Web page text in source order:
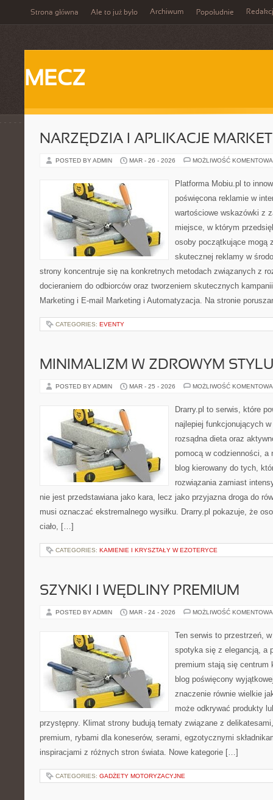
Strona główna Ale to już było Archiwum Popołudnie
MECZ
NARZĘDZIA I APLIKACJE
POSTED BY ADMIN MAR - 26 - 2026 MOŻLIWOŚĆ
Platforma Mobiu.pl to
poświęcona reklamie w
wartościowe wskazówki z
miejsce, w którym
osoby początkujące mogą
skutecznej reklamy w
strony koncentruje się na konkretnych metodach związanych z
docieraniem do odbiorców oraz tworzeniem skutecznych
Marketing i E-mail Marketing i Automatyzacja. Na stronie
CATEGORIES: EVENTY
MINIMALIZM W ZDROWYM
POSTED BY ADMIN MAR - 25 - 2026 MOŻLIWOŚĆ
Drarry.pl to serwis, które
najlepiej funkcjonujących
rozsądna dieta oraz
pomocą w codzienności, a
blog kierowany do tych,
rozwiązania zamiast
nie jest przedstawiana jako kara, lecz jako przyjazna droga do
musi oznaczać ekstremalnego wysiłku. Drarry.pl pokazuje, że
ciało, […]
CATEGORIES: KAMIENIE I KRYSZTAŁY W EZOTERYCE
SZYNKI I WĘDLINY PREMIUM
POSTED BY ADMIN MAR - 24 - 2026 MOŻLIWOŚĆ
Ten serwis to przestrzeń,
spotyka się z elegancją, a
premium stają się centrum
blog poświęcony
znaczenie równie wielkie
może odkrywać produkty
przystępny. Klimat strony budują tematy związane z
premium, rybami dla koneserów, serami, egzotycznymi
inspiracjami z różnych stron świata. Nowe kategorie […]
CATEGORIES: GADŻETY MOTORYZACYJNE